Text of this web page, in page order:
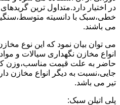
در اختیار دارد.متداول ترین
خطی،سبک با دانسیته
می باشند.
می توان بیان نمود که این نوع
انواع مخازن نگهداری سیالات و
حاضر به علت قیمت مناسب،وزن
جایی،نسبت به دیگر انواع مخازن
تیر می باشد.
پلی اتیلن سبک: